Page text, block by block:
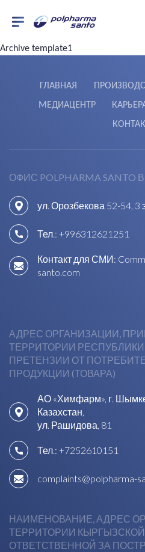
Archive template1
ГЛАВНАЯ
МЕДИАЦЕНТР
ОФИС POLPHARMA SANTO
ул. Орозбекова 52-54, 3
Тел.: +996312621251
Контакт для СМИ:
santo.com
АДРЕС ОРГАНИЗАЦИИ,
ТЕРРИТОРИИ РЕСПУБЛИКИ
ПРЕТЕНЗИИ ОТ
ПРОДУКЦИИ (ТОВАРА)
АО «Химфарм», г.
Казахстан,
ул. Рашидова, 81
Тел.: +7252610151
complaints@polpharma-
НАИМЕНОВАНИЕ, АДРЕС
ТЕРРИТОРИИ
ОТВЕТСТВЕННОЙ ЗА